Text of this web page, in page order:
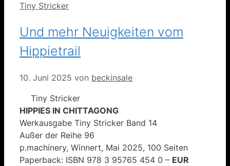
Tiny Stricker
Und mehr Neuigkeiten vom
Hippietrail
10. Juni 2025 von beckinsale
Tiny Stricker
HIPPIES IN CHITTAGONG
Werkausgabe Tiny Stricker Band 14
Außer der Reihe 96
p.machinery, Winnert, Mai 2025, 100 Seiten
Paperback: ISBN 978 3 95765 454 0 – EUR